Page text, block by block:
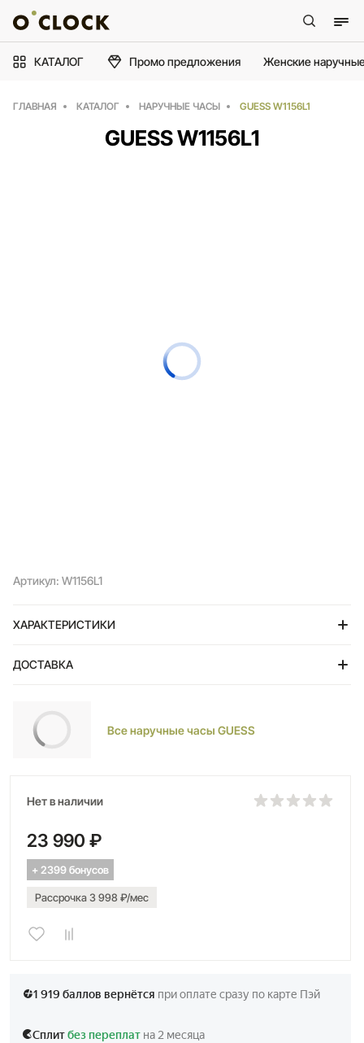
КАТАЛОГ Промо предложения Женские
ГЛАВНАЯ КАТАЛОГ НАРУЧНЫЕ ЧАСЫ GUESS W1156L1
GUESS W1156L1
Артикул: W1156L1
ХАРАКТЕРИСТИКИ
ДОСТАВКА
Все наручные часы GUESS
Нет в наличии
23 990 ₽
+ 2399 бонусов
Рассрочка 3 998 ₽/мес